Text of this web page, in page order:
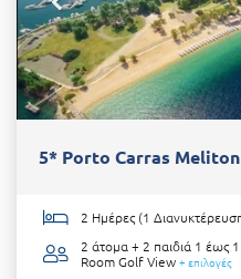
5* Porto Carras Meliton
2 Ημέρες (1
2 άτομα + 2 παιδιά 1 έως
Room Golf View + επιλογές